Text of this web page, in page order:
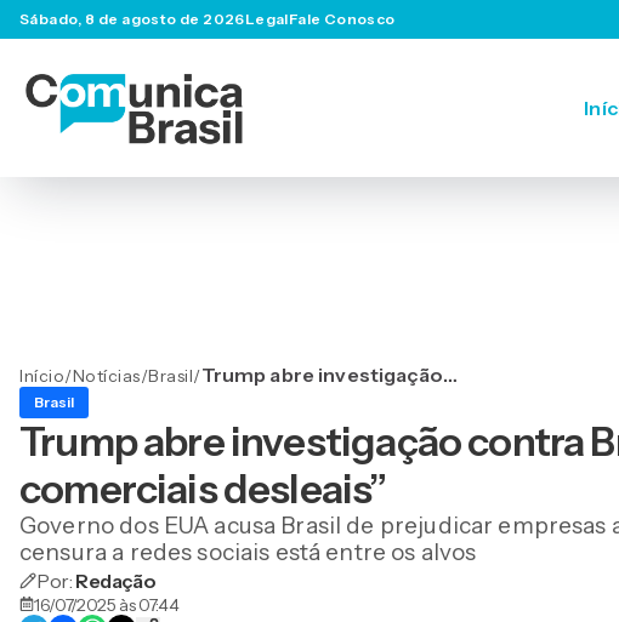
Sábado, 8 de agosto de 2026LegalFale Conosco
Início/Notícias/Brasil/Trump abre investigação
comerciais desleais”
Brasil
Trump abre investigação contra
comerciais desleais”
Governo dos EUA acusa Brasil de prejudicar
censura a redes sociais está entre os alvos
Por: Redação
16/07/2025 às 07:44